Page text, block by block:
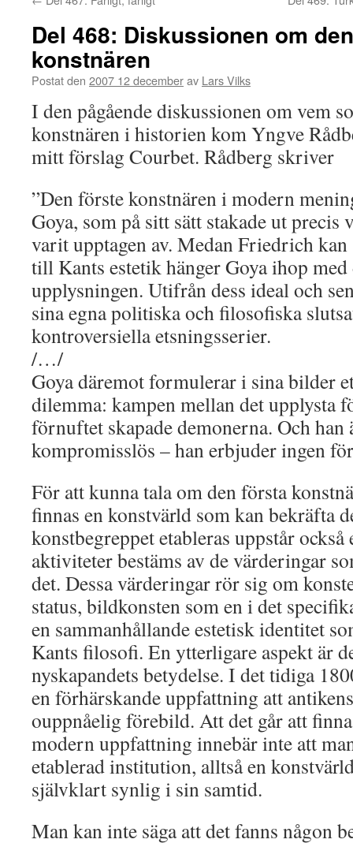
Del 468: Diskussionen om
konstnären
Postat den 2007 12 decemberav Lars Vilks
I den pågående diskussionen om vem
konstnären i historien kom Yngve
mitt förslag Courbet. Rådberg skriver
”Den förste konstnären i modern
Goya, som på sitt sätt stakade ut precis
varit upptagen av. Medan Friedrich
till Kants estetik hänger Goya ihop
upplysningen. Utifrån dess ideal och
sina egna politiska och filosofiska
kontroversiella etsningsserier.
/…/
Goya däremot formulerar i sina bilder
dilemma: kampen mellan det upplysta
förnuftet skapade demonerna. Och
kompromisslös – han erbjuder ingen
För att kunna tala om den första
finnas en konstvärld som kan bekräfta
konstbegreppet etableras uppstår
aktiviteter bestäms av de värderingar
det. Dessa värderingar rör sig om
status, bildkonsten som en i det
en sammanhållande estetisk identitet
Kants filosofi. En ytterligare aspekt är
nyskapandets betydelse. I det tidiga
en förhärskande uppfattning att
ouppnåelig förebild. Att det går att
modern uppfattning innebär inte att
etablerad institution, alltså en
självklart synlig i sin samtid.
Man kan inte säga att det fanns någon